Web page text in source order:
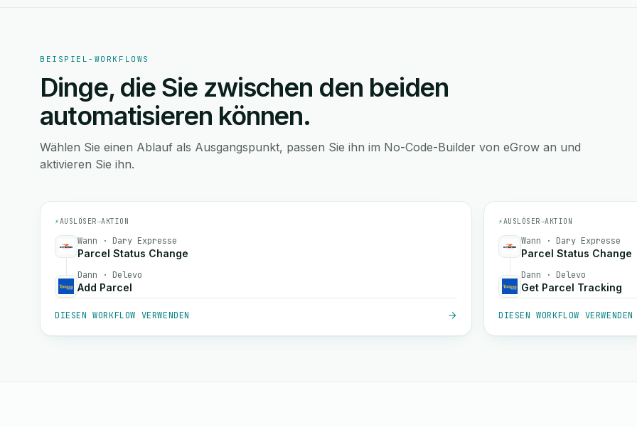
BEISPIEL-WORKFLOWS
Dinge, die Sie zwischen den beiden
automatisieren können.
Wählen Sie einen Ablauf als Ausgangspunkt, passen Sie ihn im No-Code-Builder von eGrow an und
aktivieren Sie ihn.
⚡AUSLÖSER→AKTION
Wann · Dary Expresse
Parcel Status Change
Dann · Delevo
Add Parcel
DIESEN WORKFLOW VERWENDEN
⚡AUSLÖSER→AKTION
Wann · Dary Expresse
Parcel Status Change
Dann · Delevo
Get Parcel Tracking
DIESEN WORKFLOW VERWENDEN